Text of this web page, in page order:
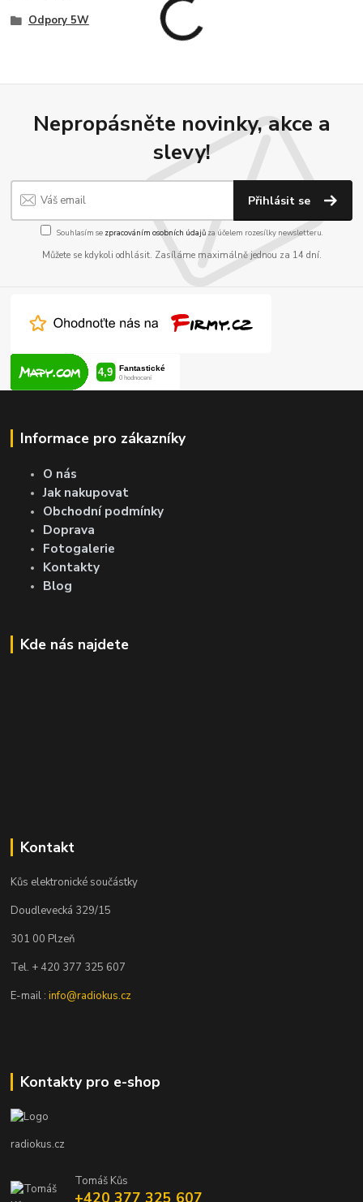
Odpory 5W
Nepropásněte novinky, akce a
slevy!
Přihlásit se
Souhlasím se zpracováním osobních údajůza účelem rozesílky newsletteru.
Můžete se kdykoli odhlásit. Zasíláme maximálně jednou za 14 dní.
Informace pro zákazníky
O nás
Jak nakupovat
Obchodní podmínky
Doprava
Fotogalerie
Kontakty
Blog
Kde nás najdete
Kontakt
Kůs elektronické součástky
Doudlevecká 329/15
301 00 Plzeň
Tel. + 420 377 325 607
E-mail :info@radiokus.cz
Kontakty pro e-shop
radiokus.cz
Tomáš Kůs